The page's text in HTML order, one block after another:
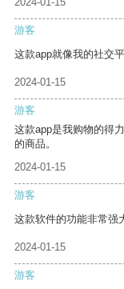
游客
这款app就像我的社交
2024-01-15
游客
这款app是我购物的得
的商品。
2024-01-15
游客
这款软件的功能非常强
2024-01-15
游客